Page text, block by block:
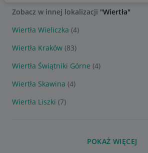
Zobacz w innej lokalizacji "Wiertła"
Wiertła Wieliczka (4)
Wiertła Kraków (83)
Wiertła Świątniki Górne (4)
Wiertła Skawina (4)
Wiertła Liszki (7)
POKAŻ WIĘCEJ